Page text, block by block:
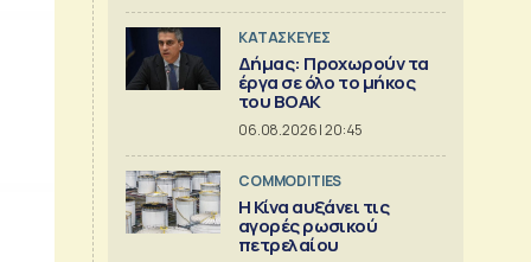
ΚΑΤΑΣΚΕΥΕΣ
Δήμας: Προχωρούν τα
έργα σε όλο το μήκος
του ΒΟΑΚ
06.08.2026 | 20:45
COMMODITIES
Η Κίνα αυξάνει τις
αγορές ρωσικού
πετρελαίου